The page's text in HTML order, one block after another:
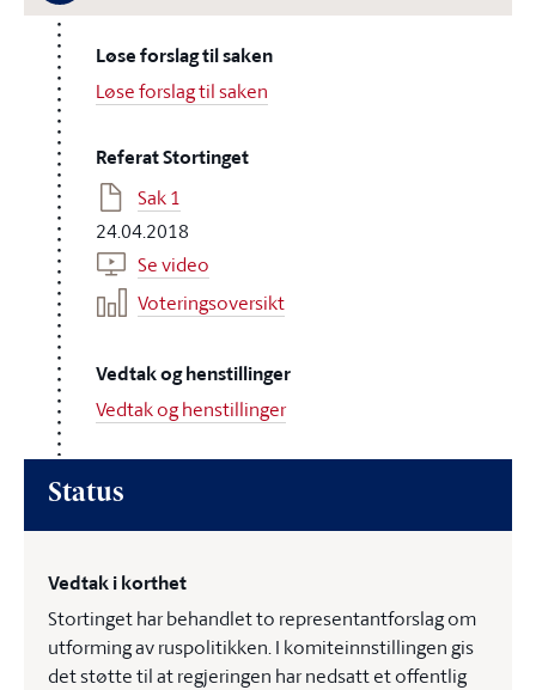
Løse forslag til saken
Løse forslag til saken
Referat Stortinget
Sak 1
24.04.2018
Se video
Voteringsoversikt
Vedtak og henstillinger
Vedtak og henstillinger
Status
Vedtak i korthet
Stortinget har behandlet to representantforslag om
utforming av ruspolitikken. I komiteinnstillingen gis
det støtte til at regjeringen har nedsatt et offentlig